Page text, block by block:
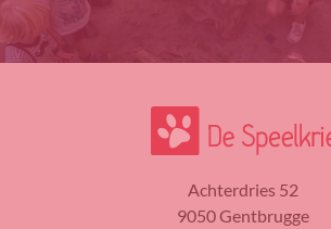
Achterdries 52
9050 Gentbrugge